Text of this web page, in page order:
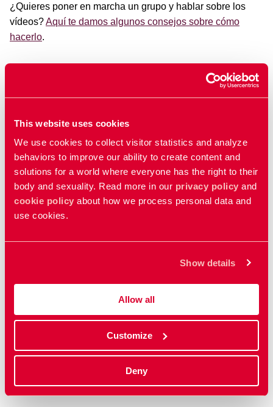
This website uses cookies
We use cookies to collect visitor statistics and analyze
behaviors to improve our ability to create content and
solutions for a world where everyone has the right to their
body and sexuality. Read more in our privacy policy and
cookie policy about how we process personal data and
use cookies.
Show details
Allow all
Customize
Deny
¿Quieres poner en marcha un grupo y hablar sobre los
vídeos?Aquí te damos algunos consejos sobre cómo
hacerlo.
Vídeos relacionados
Los genitales femeninos
Female genitals
La pubertad
El embarazo
Mostrar todos los vídeos